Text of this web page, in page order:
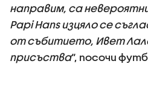
направим, са
Papi Hans изцяло се
от събитието, Ивет
присъства“, посочи